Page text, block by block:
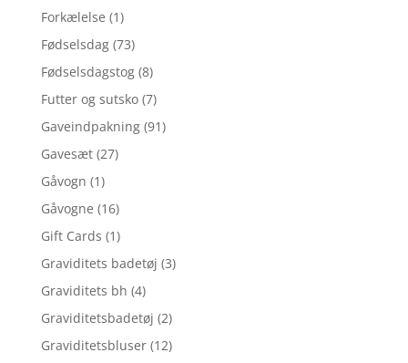
Forkælelse (1)
Fødselsdag (73)
Fødselsdagstog (8)
Futter og sutsko (7)
Gaveindpakning (91)
Gavesæt (27)
Gåvogn (1)
Gåvogne (16)
Gift Cards (1)
Graviditets badetøj (3)
Graviditets bh (4)
Graviditetsbadetøj (2)
Graviditetsbluser (12)